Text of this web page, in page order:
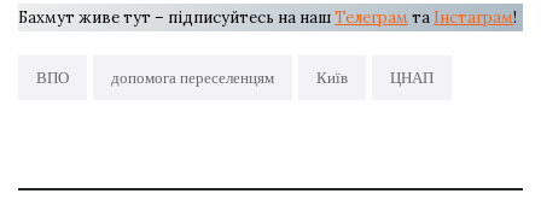
Бахмут живе тут – підписуйтесь на нашТелеграм та Інстаграм!
ВПО допомога переселенцям Київ ЦНАП